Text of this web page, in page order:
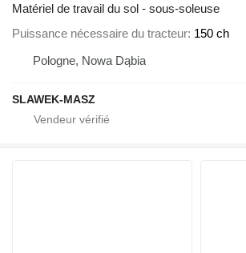
Matériel de travail du sol - sous-soleuse
Puissance nécessaire du tracteur 150 ch
Pologne, Nowa Dąbia
SLAWEK-MASZ